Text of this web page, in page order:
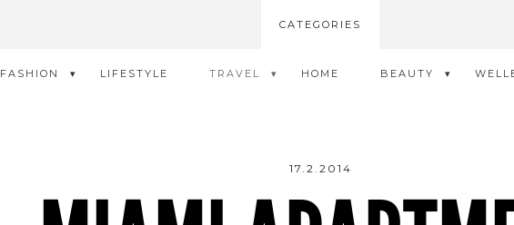
CATEGORIES
FASHION LIFESTYLE TRAVEL HOME BEAUTY
17.2.2014